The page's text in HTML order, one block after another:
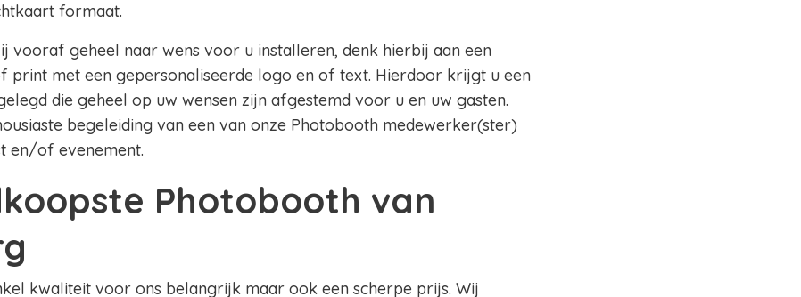
formaat.
vooraf geheel naar wens voor u installeren, denk hierbij aan een
print met een gepersonaliseerde logo en of text. Hierdoor krijgt u een
die geheel op uw wensen zijn afgestemd voor u en uw gasten.
begeleiding van een van onze Photobooth medewerker(ster)
en/of evenement.
Photobooth van
kwaliteit voor ons belangrijk maar ook een scherpe prijs. Wij